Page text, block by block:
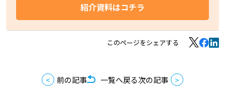
紹介資料はコチラ
このページをシェアする
前の記事 一覧へ戻る次の記事